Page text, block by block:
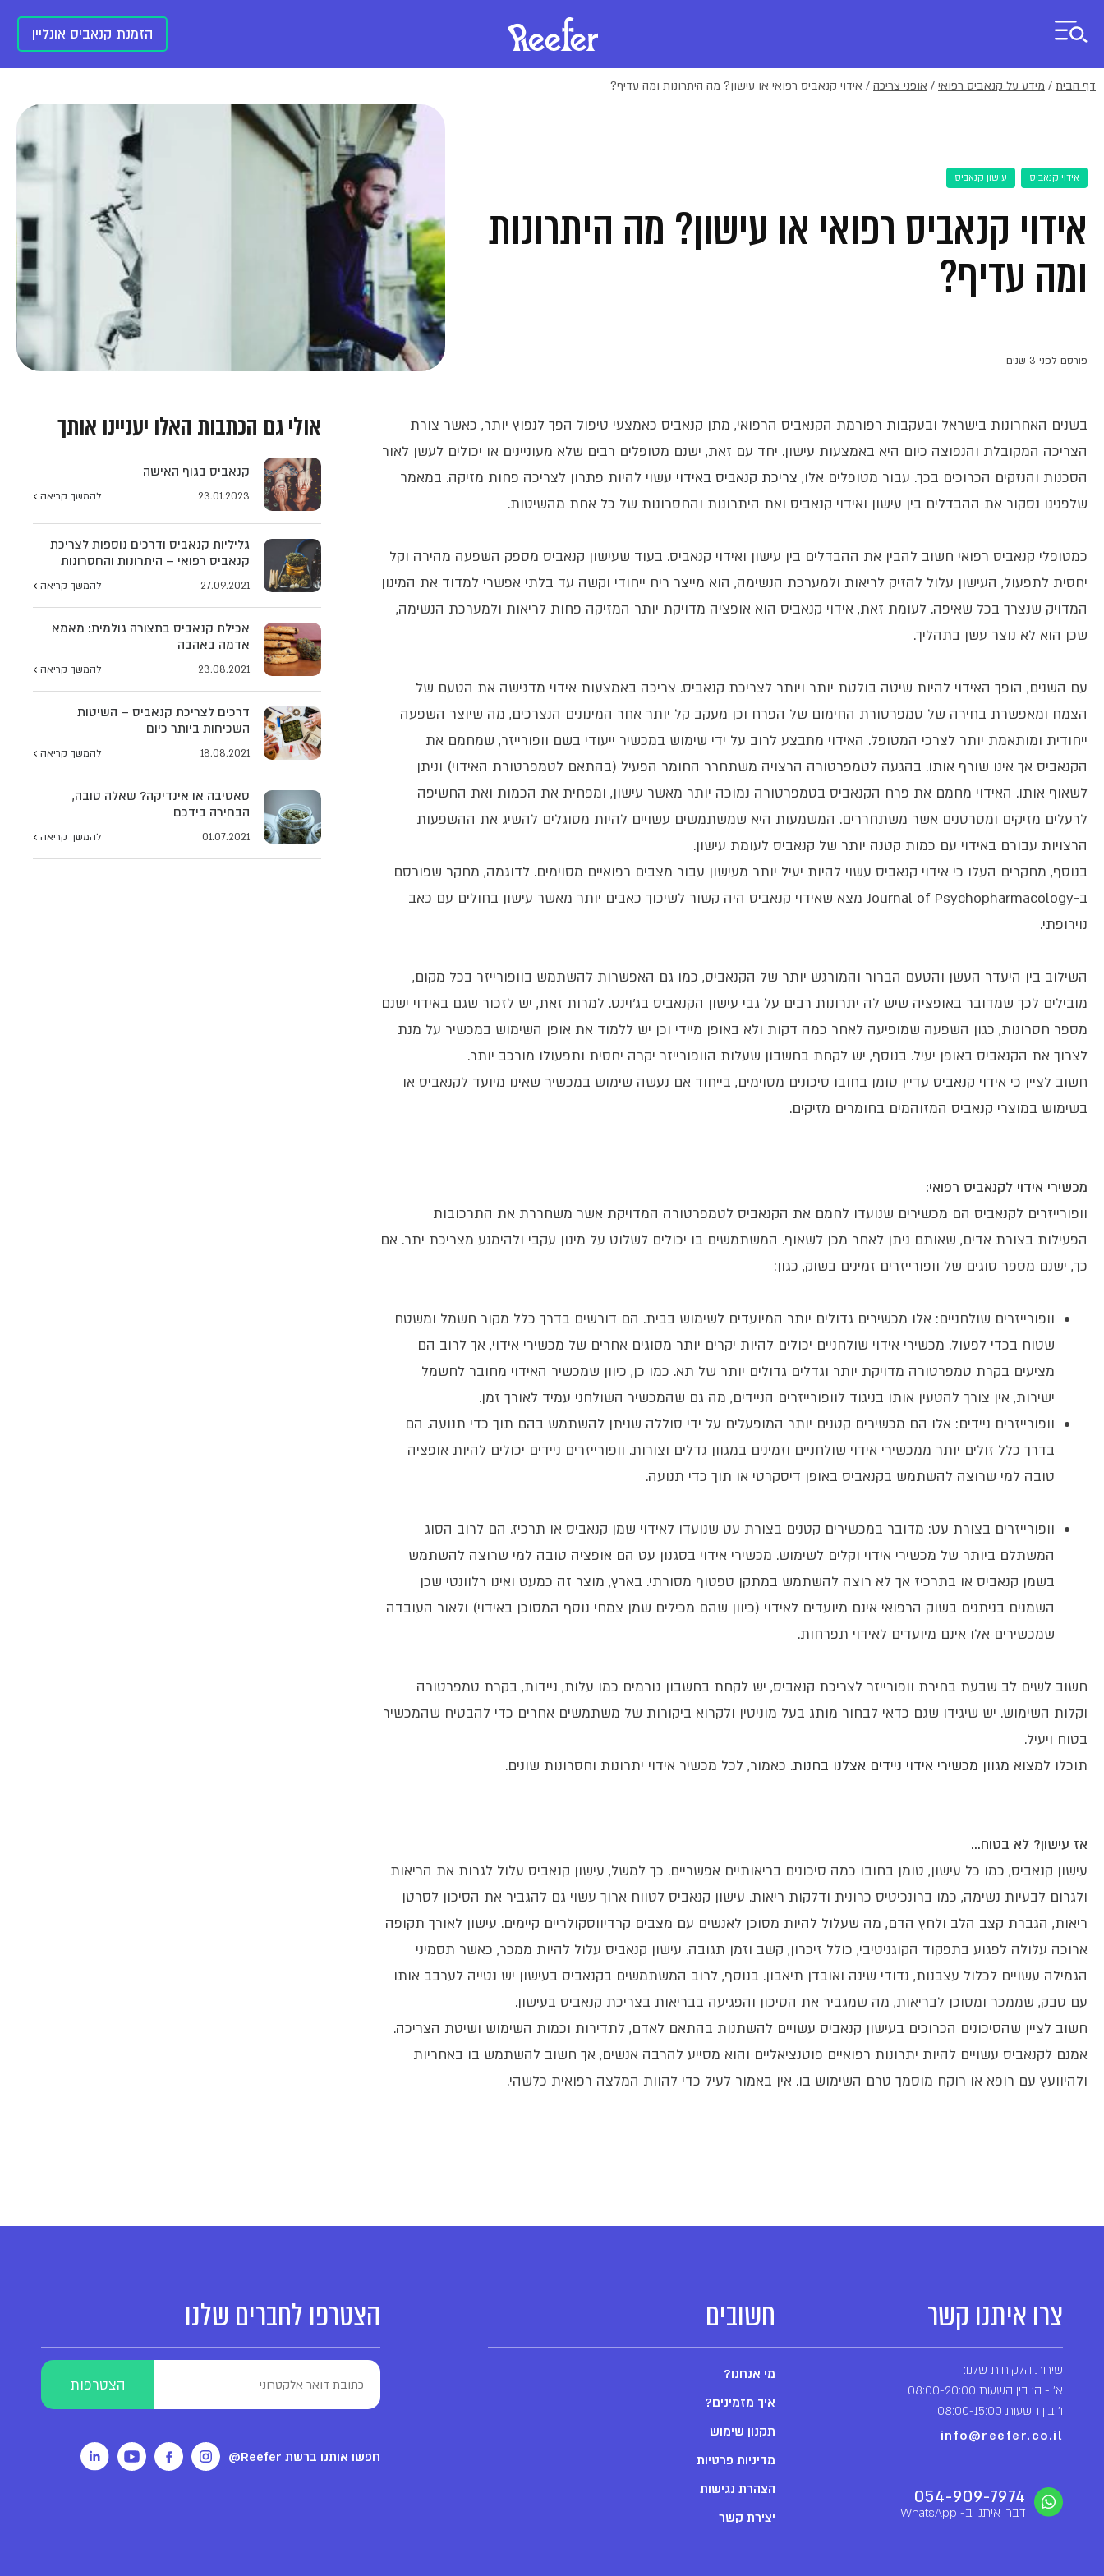
הזמנת קנאביס אונליין
דף הבית / מידע על קנאביס רפואי / אופני צריכה / אידוי קנאביס רפואי או עישון? מה היתרונות ומה עדיף?
אידוי קנאביס עישון קנאביס
אידוי קנאביס רפואי או עישון? מה היתרונות
ומה עדיף?
פורסם לפני 3 שנים
בשנים האחרונות בישראל ובעקבות רפורמת הקנאביס הרפואי, מתן קנאביס כאמצעי טיפול הפך לנפוץ יותר, כאשר צורת
הצריכה המקובלת והנפוצה כיום היא באמצעות עישון. יחד עם זאת, ישנם מטופלים רבים שלא מעוניינים או יכולים לעשן לאור
הסכנות והנזקים הכרוכים בכך. עבור מטופלים אלו, צריכת קנאביס באידוי עשוי להיות פתרון לצריכה פחות מזיקה. במאמר
שלפנינו נסקור את ההבדלים בין עישון ואידוי קנאביס ואת היתרונות והחסרונות של כל אחת מהשיטות.
כמטופלי קנאביס רפואי חשוב להבין את ההבדלים בין עישון ואידוי קנאביס. בעוד שעישון קנאביס מספק השפעה מהירה וקל
יחסית לתפעול, העישון עלול להזיק לריאות ולמערכת הנשימה, הוא מייצר ריח ייחודי וקשה עד בלתי אפשרי למדוד את המינון
המדויק שנצרך בכל שאיפה. לעומת זאת, אידוי קנאביס הוא אופציה מדויקת יותר המזיקה פחות לריאות ולמערכת הנשימה,
שכן הוא לא נוצר עשן בתהליך.
עם השנים, הופך האידוי להיות שיטה בולטת יותר ויותר לצריכת קנאביס. צריכה באמצעות אידוי מדגישה את הטעם של
הצמח ומאפשרת בחירה של טמפרטורת החימום של הפרח וכן מעקב קל יותר אחר המינונים הנצרכים, מה שיוצר השפעה
ייחודית ומותאמת יותר לצרכי המטופל. האידוי מתבצע לרוב על ידי שימוש במכשיר ייעודי בשם וופורייזר, שמחמם את
הקנאביס אך אינו שורף אותו. בהגעה לטמפרטורה הרצויה משתחרר החומר הפעיל (בהתאם לטמפרטורת האידוי) וניתן
לשאוף אותו. האידוי מחמם את פרח הקנאביס בטמפרטורה נמוכה יותר מאשר עישון, ומפחית את הכמות ואת החשיפה
לרעלים מזיקים ומסרטנים אשר משתחררים. המשמעות היא שמשתמשים עשויים להיות מסוגלים להשיג את ההשפעות
הרצויות עבורם באידוי עם כמות קטנה יותר של קנאביס לעומת עישון.
בנוסף, מחקרים העלו כי אידוי קנאביס עשוי להיות יעיל יותר מעישון עבור מצבים רפואיים מסוימים. לדוגמה, מחקר שפורסם
ב-Journal of Psychopharmacology מצא שאידוי קנאביס היה קשור לשיכוך כאבים יותר מאשר עישון בחולים עם כאב
נוירופתי.
השילוב בין היעדר העשן והטעם הברור והמורגש יותר של הקנאביס, כמו גם האפשרות להשתמש בוופורייזר בכל מקום,
מובילים לכך שמדובר באופציה שיש לה יתרונות רבים על גבי עישון הקנאביס בג'וינט. למרות זאת, יש לזכור שגם באידוי ישנם
מספר חסרונות, כגון השפעה שמופיעה לאחר כמה דקות ולא באופן מיידי וכן יש ללמוד את אופן השימוש במכשיר על מנת
לצרוך את הקנאביס באופן יעיל. בנוסף, יש לקחת בחשבון שעלות הוופורייזר יקרה יחסית ותפעולו מורכב יותר.
חשוב לציין כי אידוי קנאביס עדיין טומן בחובו סיכונים מסוימים, בייחוד אם נעשה שימוש במכשיר שאינו מיועד לקנאביס או
בשימוש במוצרי קנאביס המזוהמים בחומרים מזיקים.
מכשירי אידוי לקנאביס רפואי:
וופורייזרים לקנאביס הם מכשירים שנועדו לחמם את הקנאביס לטמפרטורה המדויקת אשר משחררת את התרכובות
הפעילות בצורת אדים, שאותם ניתן לאחר מכן לשאוף. המשתמשים בו יכולים לשלוט על מינון עקבי ולהימנע מצריכת יתר. אם
כך, ישנם מספר סוגים של וופורייזרים זמינים בשוק, כגון:
וופורייזרים שולחניים: אלו מכשירים גדולים יותר המיועדים לשימוש בבית. הם דורשים בדרך כלל מקור חשמל ומשטח
שטוח בכדי לפעול. מכשירי אידוי שולחניים יכולים להיות יקרים יותר מסוגים אחרים של מכשירי אידוי, אך לרוב הם
מציעים בקרת טמפרטורה מדויקת יותר וגדלים גדולים יותר של תא. כמו כן, כיוון שמכשיר האידוי מחובר לחשמל
ישירות, אין צורך להטעין אותו בניגוד לוופורייזרים הניידים, מה גם שהמכשיר השולחני עמיד לאורך זמן.
וופורייזרים ניידים: אלו הם מכשירים קטנים יותר המופעלים על ידי סוללה שניתן להשתמש בהם תוך כדי תנועה. הם
בדרך כלל זולים יותר ממכשירי אידוי שולחניים וזמינים במגוון גדלים וצורות. וופורייזרים ניידים יכולים להיות אופציה
טובה למי שרוצה להשתמש בקנאביס באופן דיסקרטי או תוך כדי תנועה.
וופורייזרים בצורת עט: מדובר במכשירים קטנים בצורת עט שנועדו לאידוי שמן קנאביס או תרכיז. הם לרוב הסוג
המשתלם ביותר של מכשירי אידוי וקלים לשימוש. מכשירי אידוי בסגנון עט הם אופציה טובה למי שרוצה להשתמש
בשמן קנאביס או בתרכיז אך לא רוצה להשתמש במתקן טפטוף מסורתי. בארץ, מוצר זה כמעט ואינו רלוונטי שכן
השמנים בניתנים בשוק הרפואי אינם מיועדים לאידוי (כיוון שהם מכילים שמן צמחי נוסף המסוכן באידוי) ולאור העובדה
שמכשירים אלו אינם מיועדים לאידוי תפרחות.
חשוב לשים לב שבעת בחירת וופורייזר לצריכת קנאביס, יש לקחת בחשבון גורמים כמו עלות, ניידות, בקרת טמפרטורה
וקלות השימוש. יש שיגידו שגם כדאי לבחור מותג בעל מוניטין ולקרוא ביקורות של משתמשים אחרים כדי להבטיח שהמכשיר
בטוח ויעיל.
תוכלו למצוא מגוון מכשירי אידוי ניידים אצלנו בחנות. כאמור, לכל מכשיר אידוי יתרונות וחסרונות שונים.
אז עישון? לא בטוח…
עישון קנאביס, כמו כל עישון, טומן בחובו כמה סיכונים בריאותיים אפשריים. כך למשל, עישון קנאביס עלול לגרות את הריאות
ולגרום לבעיות נשימה, כמו ברונכיטיס כרונית ודלקות ריאות. עישון קנאביס לטווח ארוך עשוי גם להגביר את הסיכון לסרטן
ריאות, הגברת קצב הלב ולחץ הדם, מה שעלול להיות מסוכן לאנשים עם מצבים קרדיווסקולריים קיימים. עישון לאורך תקופה
ארוכה עלולה לפגוע בתפקוד הקוגניטיבי, כולל זיכרון, קשב וזמן תגובה. עישון קנאביס עלול להיות ממכר, כאשר תסמיני
הגמילה עשויים לכלול עצבנות, נדודי שינה ואובדן תיאבון. בנוסף, לרוב המשתמשים בקנאביס בעישון יש נטייה לערבב אותו
עם טבק, שממכר ומסוכן לבריאות, מה שמגביר את הסיכון והפגיעה בבריאות בצריכת קנאביס בעישון.
חשוב לציין שהסיכונים הכרוכים בעישון קנאביס עשויים להשתנות בהתאם לאדם, לתדירות וכמות השימוש ושיטת הצריכה.
אמנם לקנאביס עשויים להיות יתרונות רפואיים פוטנציאליים והוא מסייע להרבה אנשים, אך חשוב להשתמש בו באחריות
ולהיוועץ עם רופא או רוקח מוסמך טרם השימוש בו. אין באמור לעיל כדי להוות המלצה רפואית כלשהי.
אולי גם הכתבות האלו יעניינו אותך
קנאביס בגוף האישה
23.01.2023 להמשך קריאה
גליליות קנאביס ודרכים נוספות לצריכת
קנאביס רפואי – היתרונות והחסרונות
27.09.2021 להמשך קריאה
אכילת קנאביס בתצורה גולמית: מאמא
אדמה באהבה
23.08.2021 להמשך קריאה
דרכים לצריכת קנאביס – השיטות
השכיחות ביותר כיום
18.08.2021 להמשך קריאה
סאטיבה או אינדיקה? שאלה טובה,
הבחירה בידכם
01.07.2021 להמשך קריאה
צרו איתנו קשר
שירות הלקוחות שלנו:
א' - ה' בין השעות 08:00-20:00
ו' בין השעות 08:00-15:00
info@reefer.co.il
054-909-7974
דברו איתנו ב- WhatsApp
חשובים
מי אנחנו?
איך מזמינים?
תקנון שימוש
מדיניות פרטיות
הצהרת נגישות
יצירת קשר
הצטרפו לחברים שלנו
חפשו אותנו ברשת Reefer@